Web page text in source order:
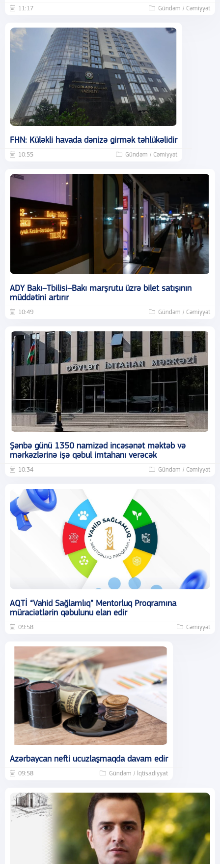
11:17 Gündəm / Cəmiyyət
FHN: Küləkli havada dənizə girmək təhlükəlidir
10:55 Gündəm / Cəmiyyət
ADY Bakı–Tbilisi–Bakı marşrutu üzrə bilet satışının
müddətini artırır
10:49 Gündəm / Cəmiyyət
Şənbə günü 1350 namizəd incəsənət məktəb və
mərkəzlərinə işə qəbul imtahanı verəcək
10:34 Gündəm / Cəmiyyət
AQTİ “Vahid Sağlamlıq” Mentorluq Proqramına
müraciətlərin qəbulunu elan edir
09:58 Cəmiyyət
Azərbaycan nefti ucuzlaşmaqda davam edir
09:58 Gündəm / İqtisadiyyat